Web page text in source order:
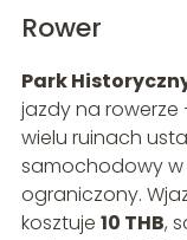
Rower
Park
jazdy na rowerze
wielu ruinach
samochodowy w
ograniczony.
kosztuje 10 THB,